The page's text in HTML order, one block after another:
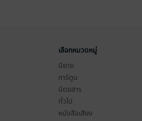
เลือกหมวดหมู่
นิยาย
การ์ตูน
นิตยสาร
ทั่วไป
หนังสือเสียง